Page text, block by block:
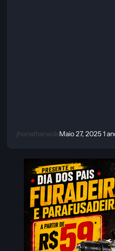
jhonathanwdsMaio 27, 20251